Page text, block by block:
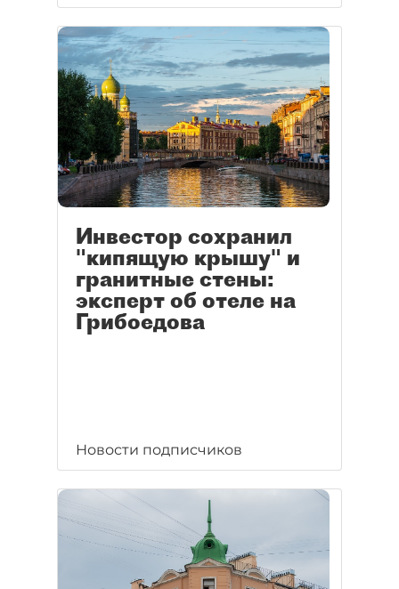
Инвестор сохранил
"кипящую крышу" и
гранитные стены:
эксперт об отеле на
Грибоедова
Новости подписчиков